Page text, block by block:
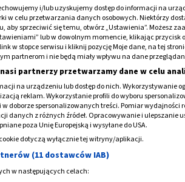
Doppelherz med Na
drażliwe jelita, tabletki, 30
szt.
35,89 PLN
Imodium
tabletki
rozpadowi w
6 szt.
14,79 PLN
na niedokrwistość
z najczęstszych pozajelitowych
. Utrzymująca się długi
i/lub uzyskujemy dostęp do informacji na
w celu przetwarzania danych osobowych. Niektórzy
aby sprzeciwić się temu, otwórz „Ustawienia”. Możesz
lub w dowolnym momencie, klikając
w stopce serwisu i kliknij pozycję Moje dane, na tej
partnerom i nie będą miały wpływu na dane
partnerzy przetwarzamy dane w celu
na urządzeniu lub dostęp do nich. Wykorzystywanie
reklam. Wykorzystanie profili do wyboru
doborze spersonalizowanych treści. Pomiar
danych z różnych źródeł. Opracowywanie i ulepszanie
poza Unię Europejską i wysyłane do USA.
dotyczą wyłącznie tej witryny/aplikacji.
(11 dostawców IAB)
w następujących celach: